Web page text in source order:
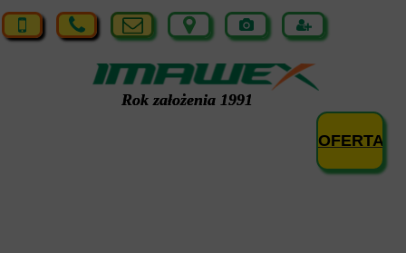
Rok założenia 1991
OFERTA